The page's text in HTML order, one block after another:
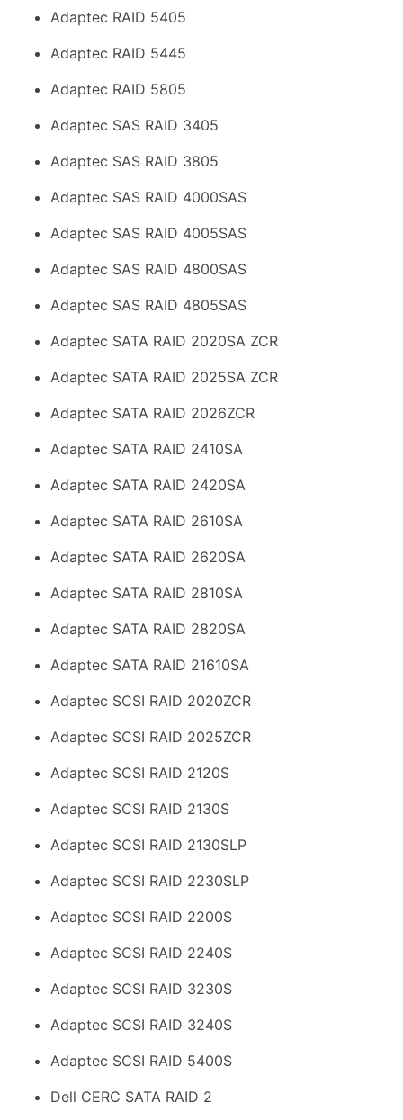
Adaptec RAID 5405
Adaptec RAID 5445
Adaptec RAID 5805
Adaptec SAS RAID 3405
Adaptec SAS RAID 3805
Adaptec SAS RAID 4000SAS
Adaptec SAS RAID 4005SAS
Adaptec SAS RAID 4800SAS
Adaptec SAS RAID 4805SAS
Adaptec SATA RAID 2020SA ZCR
Adaptec SATA RAID 2025SA ZCR
Adaptec SATA RAID 2026ZCR
Adaptec SATA RAID 2410SA
Adaptec SATA RAID 2420SA
Adaptec SATA RAID 2610SA
Adaptec SATA RAID 2620SA
Adaptec SATA RAID 2810SA
Adaptec SATA RAID 2820SA
Adaptec SATA RAID 21610SA
Adaptec SCSI RAID 2020ZCR
Adaptec SCSI RAID 2025ZCR
Adaptec SCSI RAID 2120S
Adaptec SCSI RAID 2130S
Adaptec SCSI RAID 2130SLP
Adaptec SCSI RAID 2230SLP
Adaptec SCSI RAID 2200S
Adaptec SCSI RAID 2240S
Adaptec SCSI RAID 3230S
Adaptec SCSI RAID 3240S
Adaptec SCSI RAID 5400S
Dell CERC SATA RAID 2